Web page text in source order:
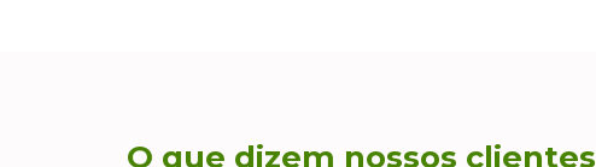
O que dizem nossos clientes